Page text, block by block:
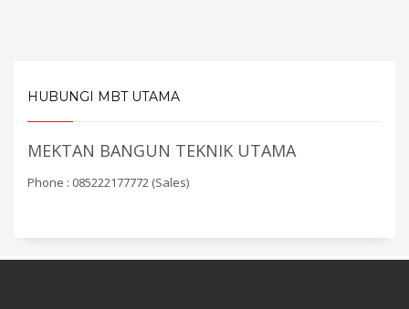
HUBUNGI MBT UTAMA
MEKTAN BANGUN TEKNIK UTAMA
Phone : 085222177772 (Sales)